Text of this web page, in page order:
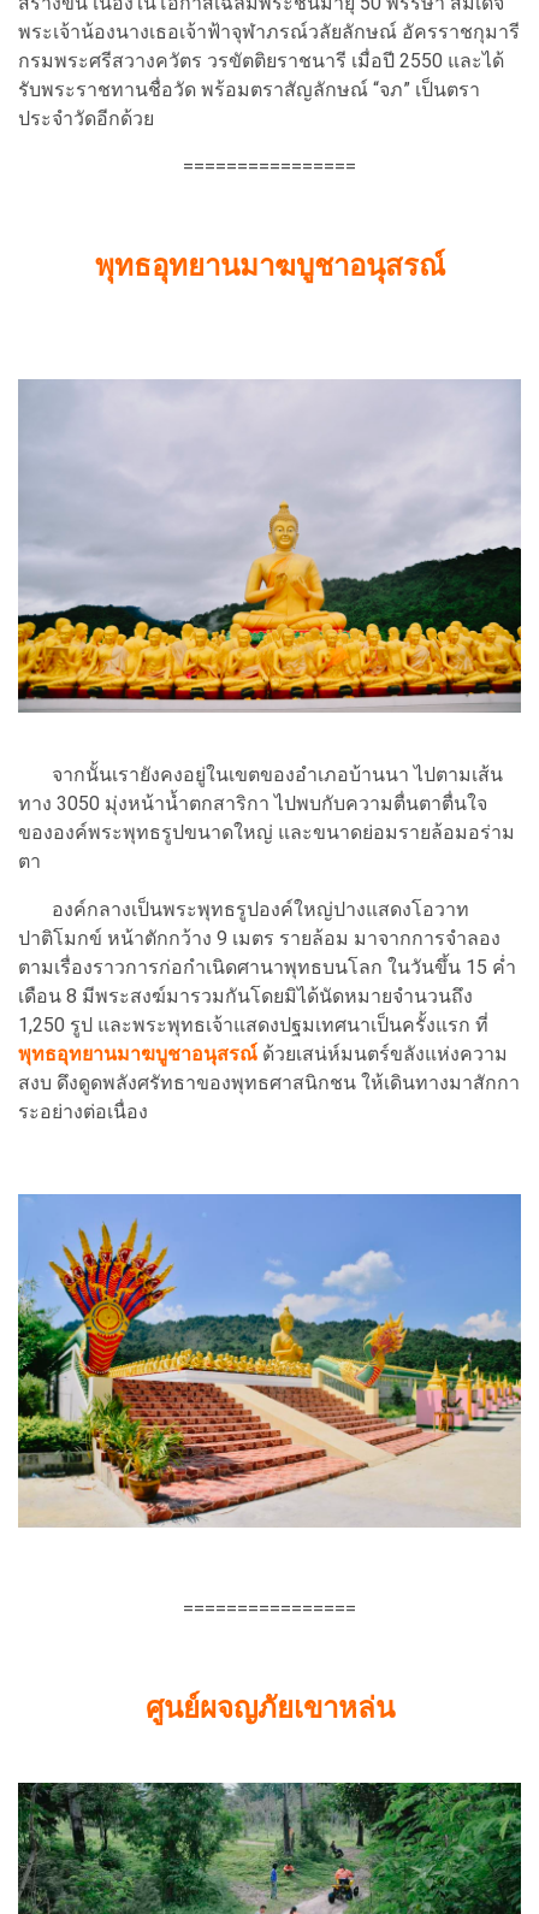
พระเจ้าน้องนางเธอเจ้าฟ้าจุฬาภรณ์วลัยลักษณ์ อัครราชกุมารี
กรมพระศรีสวางควัตร วรขัตติยราชนารี เมื่อปี 2550 และได้
รับพระราชทานชื่อวัด พร้อมตราสัญลักษณ์ “จภ” เป็นตรา
ประจำวัดอีกด้วย
================
พุทธอุทยานมาฆบูชาอนุสรณ์
จากนั้นเรายังคงอยู่ในเขตของอำเภอบ้านนา ไปตามเส้น
ทาง 3050 มุ่งหน้าน้ำตกสาริกา ไปพบกับความตื่นตาตื่นใจ
ขององค์พระพุทธรูปขนาดใหญ่ และขนาดย่อมรายล้อมอร่าม
ตา
องค์กลางเป็นพระพุทธรูปองค์ใหญ่ปางแสดงโอวาท
ปาติโมกข์ หน้าตักกว้าง 9 เมตร รายล้อม มาจากการจำลอง
ตามเรื่องราวการก่อกำเนิดศานาพุทธบนโลก ในวันขึ้น 15 ค่ำ
เดือน 8 มีพระสงฆ์มารวมกันโดยมิได้นัดหมายจำนวนถึง
1,250 รูป และพระพุทธเจ้าแสดงปฐมเทศนาเป็นครั้งแรก ที่
พุทธอุทยานมาฆบูชาอนุสรณ์ ด้วยเสน่ห์มนตร์ขลังแห่งความ
สงบ ดึงดูดพลังศรัทธาของพุทธศาสนิกชน ให้เดินทางมาสักกา
ระอย่างต่อเนื่อง
================
ศูนย์ผจญภัยเขาหล่น